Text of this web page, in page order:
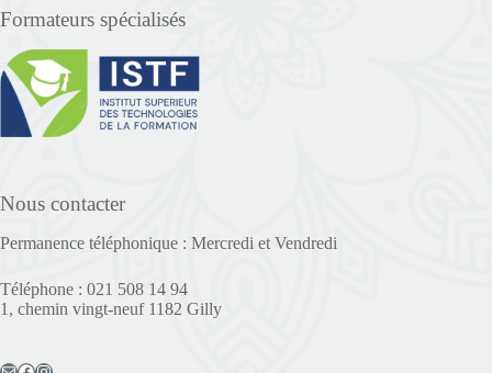
Formateurs spécialisés
Nous contacter
Permanence téléphonique : Mercredi et Vendredi
Téléphone : 021 508 14 94
1, chemin vingt-neuf 1182 Gilly